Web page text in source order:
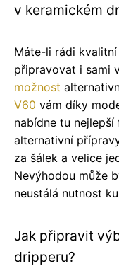
v keramickém
Máte-li rádi
připravovat i sami
možnost
V60 vám díky
nabídne tu
alternativní
za šálek a velice
Nevýhodou může
neustálá nutnost
Jak připravit
dripperu?